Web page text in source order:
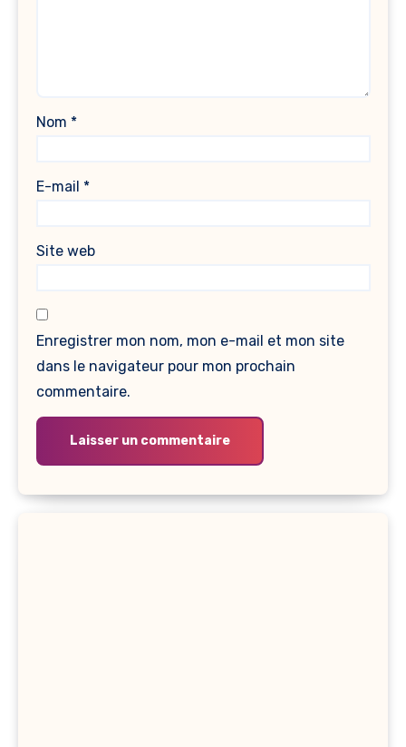
Nom *
E-mail *
Site web
Enregistrer mon nom, mon e-mail et mon site
dans le navigateur pour mon prochain
commentaire.